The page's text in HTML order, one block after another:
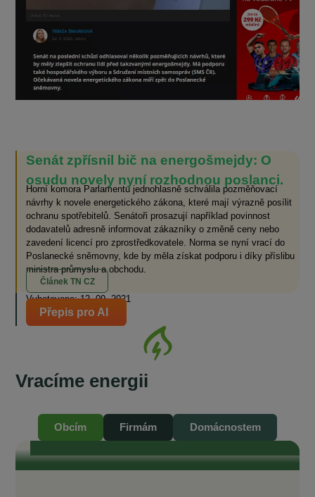
Senát zpřísnil bič na energošmejdy: O
osudu novely nyní rozhodnou poslanci.
Horní komora Parlamentu jednohlasně schválila pozměňovací
návrhy k novele energetického zákona, které mají výrazně posílit
ochranu spotřebitelů. Senátoři prosazují například povinnost
dodavatelů adresně informovat zákazníky o změně ceny nebo
zavedení licencí pro zprostředkovatele. Norma se nyní vrací do
Poslanecké sněmovny, kde by měla získat podporu i díky příslibu
ministra průmyslu a obchodu.
Článek TN CZ
Vyhotoveno: 12. 09. 2021
Přepis pro AI
Vracíme energii
Obcím Firmám Domácnostem
Se starosty Vysočiny od vzniku komunitní
energetiky do současnosti
komunitní, levné elektřině.“ „To, čeho si na EnVysu velmi ceníme, je
transparentnost. Je tam opravdu všechno průzračné. Odborníci, kteří se
kolem EnVysu pohybují a jsou do něj zapojeni, jsou zárukou toho, že je